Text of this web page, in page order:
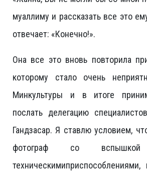
муаллиму и рассказать все это
отвечает: «Конечно!».
Она все это вновь повторила
которому стало очень
Минкультуры и в итоге
послать делегацию
Гандзасар. Я ставлю условием,
фотограф со
техническимиприспособлениями,